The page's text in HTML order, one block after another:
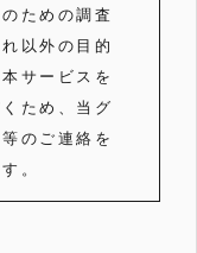
ための調査
以外の目的
サービスを
ため、当グ
のご連絡を
。